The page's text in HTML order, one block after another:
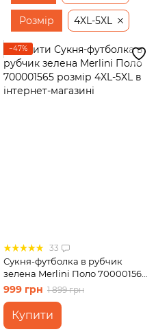
Бежеві
Сукні-трапеції
Розмір 4XL-5XL
−47%
33
Сукня-футболка в рубчик
зелена Merlini Поло 700001565
розмір 4XL-5XL
999 грн 1 899 грн
Купити